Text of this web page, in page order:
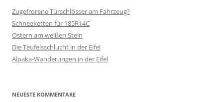
Zugefrorene Türschlösser am Fahrzeug?
Schneeketten für 185R14C
Ostern am weißen Stein
Die Teufelsschlucht in der Eifel
Alpaka-Wanderungen in der Eifel
NEUESTE KOMMENTARE